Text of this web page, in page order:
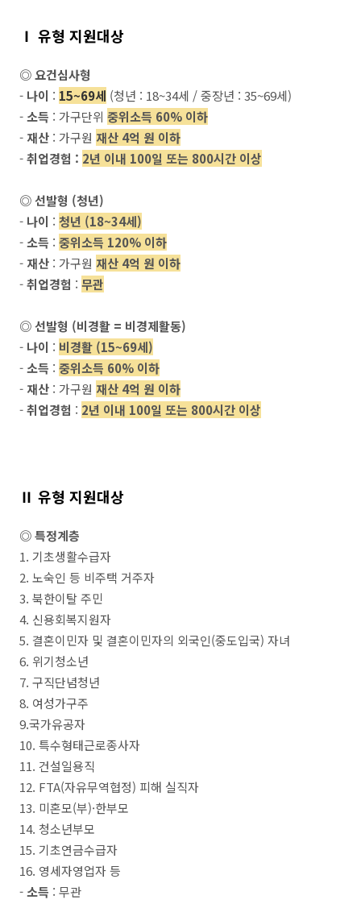
Ⅰ 유형 지원대상
◎ 요건심사형
- 나이 : 15~69세 (청년 : 18~34세 / 중장년 : 35~69세)
-소득 : 가구단위 중위소득 60% 이하
- 재산 : 가구원 재산 4억 원 이하
-취업경험 : 2년 이내 100일 또는 800시간 이상
◎ 선발형 (청년)
- 나이 : 청년 (18~34세)
-소득 : 중위소득 120% 이하
- 재산 : 가구원 재산 4억 원 이하
-취업경험 : 무관
◎선발형 (비경활 = 비경제활동)
- 나이 : 비경활 (15~69세)
-소득 : 중위소득 60% 이하
- 재산 : 가구원 재산 4억 원 이하
-취업경험 : 2년 이내 100일 또는 800시간 이상
Ⅱ 유형 지원대상
◎ 특정계층
1. 기초생활수급자
2. 노숙인 등 비주택 거주자
3. 북한이탈 주민
4. 신용회복지원자
5. 결혼이민자 및 결혼이민자의 외국인(중도입국) 자녀
6. 위기청소년
7. 구직단념청년
8. 여성가구주
9.국가유공자
10. 특수형태근로종사자
11. 건설일용직
12. FTA(자유무역협정) 피해 실직자
13. 미혼모(부)·한부모
14. 청소년부모
15. 기초연금수급자
16. 영세자영업자 등
-소득 : 무관